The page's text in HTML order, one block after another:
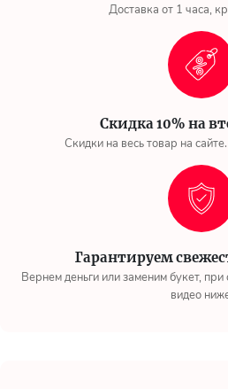
Доставка от 1 часа,
Скидка 10% на
Скидки на весь товар на
Гарантируем
Вернем деньги или заменим букет,
видео